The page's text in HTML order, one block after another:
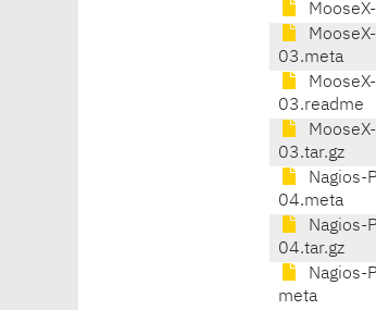
03.meta
03.readme
03.tar.gz
Nagios-
04.meta
Nagios-
04.tar.gz
Nagios-
meta